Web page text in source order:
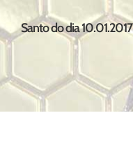
Santo do dia 10.01.2017